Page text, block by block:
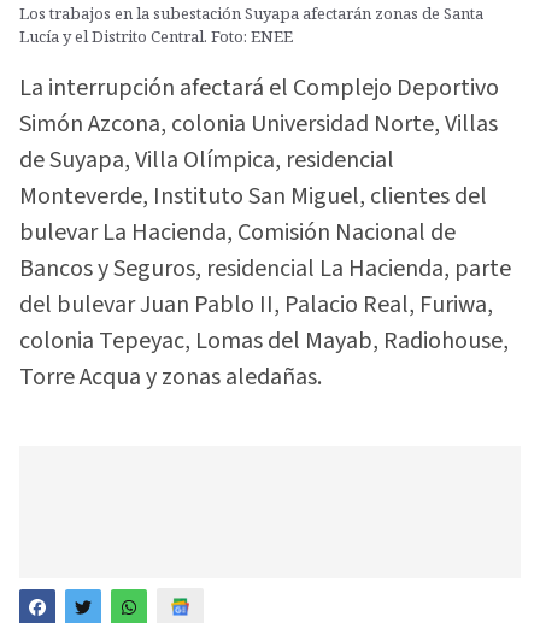
Los trabajos en la subestación Suyapa afectarán zonas de Santa
Lucía y el Distrito Central. Foto: ENEE
La interrupción afectará el Complejo Deportivo
Simón Azcona, colonia Universidad Norte, Villas
de Suyapa, Villa Olímpica, residencial
Monteverde, Instituto San Miguel, clientes del
bulevar La Hacienda, Comisión Nacional de
Bancos y Seguros, residencial La Hacienda, parte
del bulevar Juan Pablo II, Palacio Real, Furiwa,
colonia Tepeyac, Lomas del Mayab, Radiohouse,
Torre Acqua y zonas aledañas.